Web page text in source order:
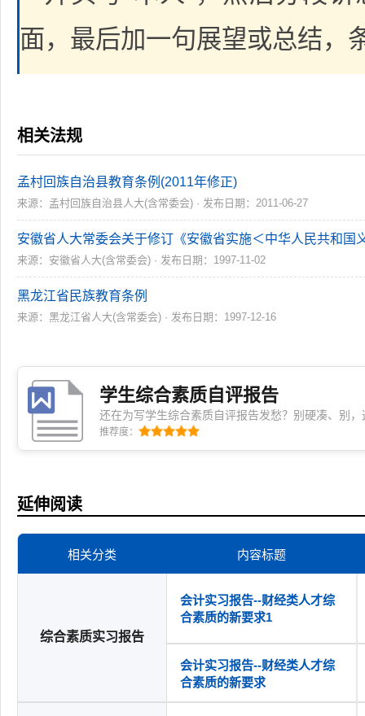
面，最后加一句展望或总结，
相关法规
孟村回族自治县教育条例(2011年修正)
来源：孟村回族自治县人大(含常委会) · 发布日期：2011-06-27
安徽省人大常委会关于修订《安徽省实施＜中华人民共和国
来源：安徽省人大(含常委会) · 发布日期：1997-11-02
黑龙江省民族教育条例
来源：黑龙江省人大(含常委会) · 发布日期：1997-12-16
学生综合素质自评报告
还在为写学生综合素质自评报告发愁？别硬凑、别
认知到成长反思，自然呈现真实状态。语言、结构
松交出一份有温度、有思考、不敷衍的自评材料！
推荐度：
延伸阅读
相关分类 内容标题
综合素质实习报告
会计实习报告--财经类人才综
合素质的新要求1
会计实习报告--财经类人才综
合素质的新要求